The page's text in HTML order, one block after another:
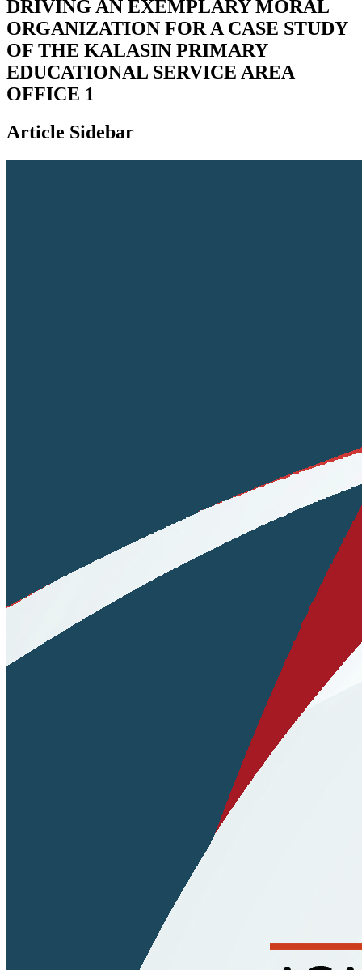
DRIVING AN EXEMPLARY MORAL
ORGANIZATION FOR A CASE STUDY
OF THE KALASIN PRIMARY
EDUCATIONAL SERVICE AREA
OFFICE 1
Article Sidebar